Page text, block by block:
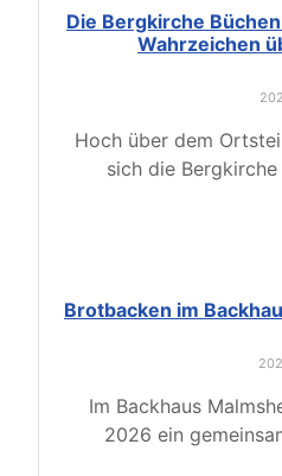
Die Bergkirche
Wahrzeichen
Hoch über dem
sich die
Brotbacken im
Im Backhaus
2026 ein